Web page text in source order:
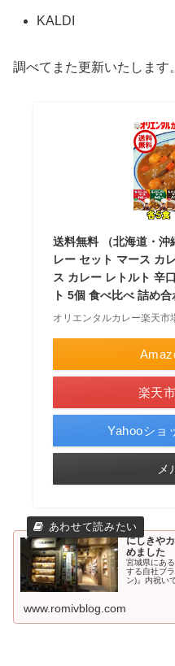
KALDI
調べてまた更新いたします。
送料無料 （北海道・沖
レー セット マース カ
ス カレー レトルト 辛
ト 5個 食べ比べ 詰め
オリエンタルカレー楽天市
楽天
Yahooショ
メ
にしきや
めました
宮城県にあ
する自社ブ
ン)』内祝い
www.romivblog.com